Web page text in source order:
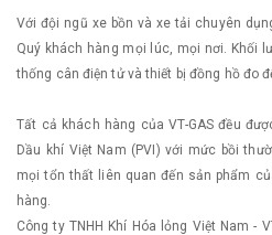
Với đội ngũ xe bồn và xe tải chuyên
Quý khách hàng mọi lúc, mọi nơi. Khối
thống cân điện tử và thiết bị đồng hồ đo
Tất cả khách hàng của VT-GAS đều
Dầu khí Việt Nam (PVI) với mức bồi
mọi tổn thất liên quan đến sản phẩm
hàng.
Công ty TNHH Khí Hóa lỏng Việt Nam -